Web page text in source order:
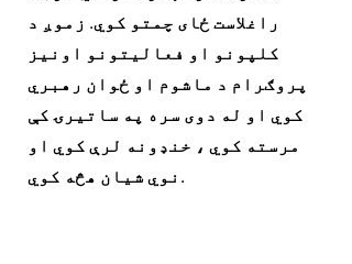
راغلاست ځای چمتو کوي. زموږ د
کلپونو او فعالیتونو اونیز
پروګرام د ماشوم او ځوان رهبري
کوي او له دوی سره په ساتیرۍ کې
مرسته کوي ، خنډونه لرې کوي او
نوي شیان هڅه کوي.